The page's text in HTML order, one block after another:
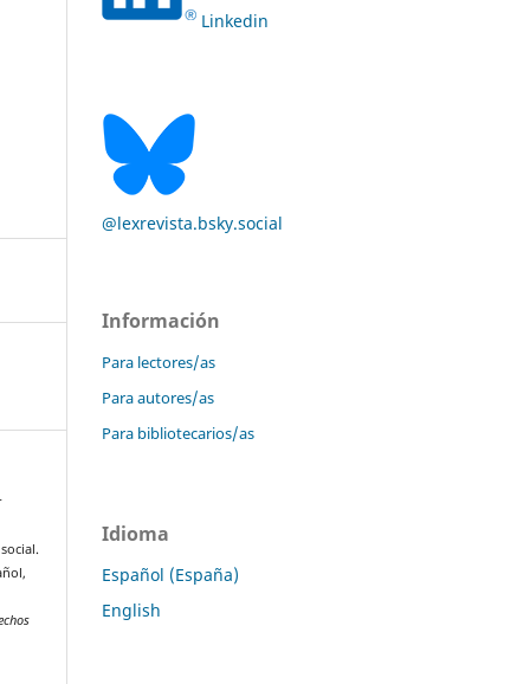
Linkedin
@lexrevista.bsky.social
Información
Para lectores/as
Para autores/as
Para bibliotecarios/as
Idioma
Español (España)
English